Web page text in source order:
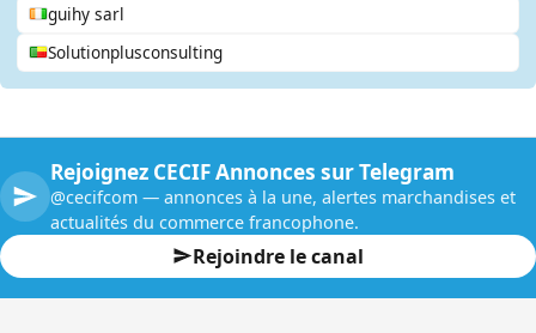
guihy sarl
Solutionplusconsulting
Rejoignez CECIF Annonces sur Telegram
@cecifcom — annonces à la une, alertes marchandises et
actualités du commerce francophone.
Rejoindre le canal